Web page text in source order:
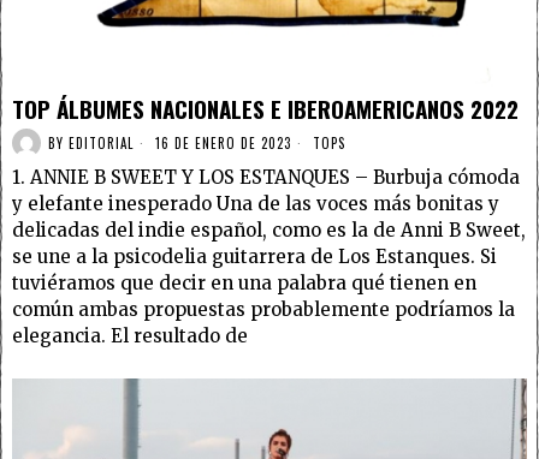
TOP ÁLBUMES NACIONALES E IBEROAMERICANOS 2022
BY EDITORIAL 16 DE ENERO DE 2023 TOPS
1. ANNIE B SWEET Y LOS ESTANQUES – Burbuja cómoda
y elefante inesperado Una de las voces más bonitas y
delicadas del indie español, como es la de Anni B Sweet,
se une a la psicodelia guitarrera de Los Estanques. Si
tuviéramos que decir en una palabra qué tienen en
común ambas propuestas probablemente podríamos la
elegancia. El resultado de